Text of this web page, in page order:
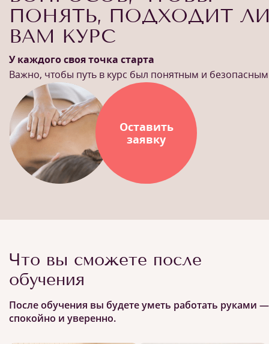
ПОНЯТЬ, ПОДХОДИТ
ВАМ КУРС
У каждого своя точка старта
Важно, чтобы путь в курс был понятным и безопасным
Оставить
заявку
Что вы сможете после
обучения
После обучения вы будете уметь работать руками —
спокойно и уверенно.